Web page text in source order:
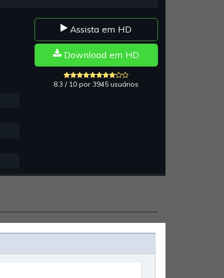
Assista em HD
Download em HD
8.3 / 10 por 3945 usuários